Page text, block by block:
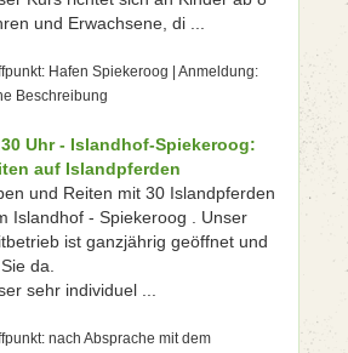
und Erwachsene, di ...
Hafen Spiekeroog | Anmeldung:
Beschreibung
Uhr - Islandhof-Spiekeroog:
auf Islandpferden
und Reiten mit 30 Islandpferden
Islandhof - Spiekeroog . Unser
ist ganzjährig geöffnet und
da.
sehr individuel ...
nach Absprache mit dem